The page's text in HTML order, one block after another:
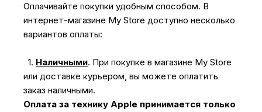
Оплачивайте покупки удобным способом. В
интернет-магазине My Store доступно несколько
вариантов оплаты:
1. Наличными. При покупке в магазине My Store
или доставке курьером, вы можете оплатить
заказ наличными.
Оплата за технику Apple принимается только